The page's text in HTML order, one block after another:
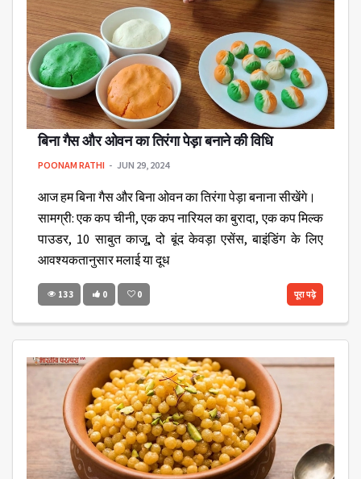
बिना गैस और ओवन का तिरंगा पेड़ा बनाने की विधि
POONAM RATHI JUN 29, 2024
आज हम बिना गैस और बिना ओवन का तिरंगा पेड़ा बनाना सीखेंगे।
सामग्री: एक कप चीनी, एक कप नारियल का बुरादा, एक कप मिल्क
पाउडर, 10 साबुत काजू, दो बूंद केवड़ा एसेंस, बाइंडिंग के लिए
आवश्यकतानुसार मलाई या दूध
133 0 0 पूरा पढ़े